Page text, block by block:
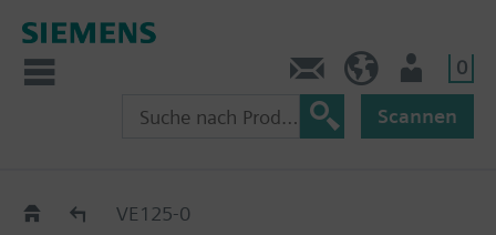
0
Scannen
Old2NewVE125-0